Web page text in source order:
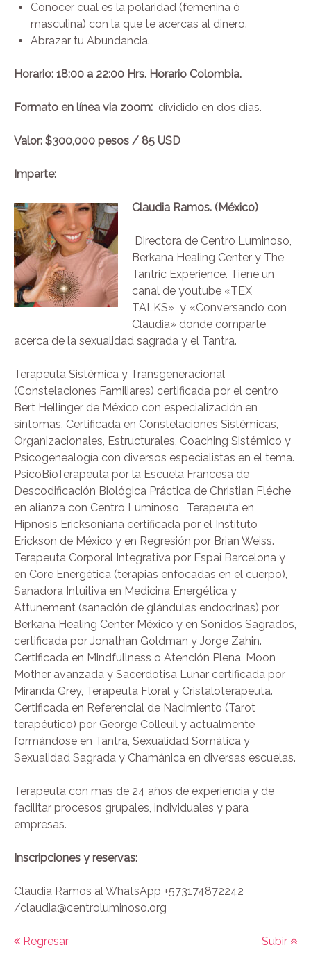
Conocer cual es la polaridad (femenina ó
masculina) con la que te acercas al dinero.
Abrazar tu Abundancia.
Horario: 18:00 a 22:00 Hrs. Horario Colombia.
Formato en línea via zoom: dividido en dos dias.
Valor: $300,000 pesos / 85 USD
Imparte:
Claudia Ramos. (México)
Directora de Centro Luminoso,
Berkana Healing Center y The
Tantric Experience. Tiene un
canal de youtube «TEX
TALKS» y «Conversando con
Claudia» donde comparte
acerca de la sexualidad sagrada y el Tantra.
Terapeuta Sistémica y Transgeneracional
(Constelaciones Familiares) certificada por el centro
Bert Hellinger de México con especialización en
síntomas. Certificada en Constelaciones Sistémicas,
Organizacionales, Estructurales, Coaching Sistémico y
Psicogenealogía con diversos especialistas en el tema.
PsicoBioTerapeuta por la Escuela Francesa de
Descodificación Biológica Práctica de Christian Fléche
en alianza con Centro Luminoso, Terapeuta en
Hipnosis Ericksoniana certificada por el Instituto
Erickson de México y en Regresión por Brian Weiss.
Terapeuta Corporal Integrativa por Espai Barcelona y
en Core Energética (terapias enfocadas en el cuerpo),
Sanadora Intuitiva en Medicina Energética y
Attunement (sanación de glándulas endocrinas) por
Berkana Healing Center México y en Sonidos Sagrados,
certificada por Jonathan Goldman y Jorge Zahin.
Certificada en Mindfullness o Atención Plena, Moon
Mother avanzada y Sacerdotisa Lunar certificada por
Miranda Grey, Terapeuta Floral y Cristaloterapeuta.
Certificada en Referencial de Nacimiento (Tarot
terapéutico) por George Colleuil y actualmente
formándose en Tantra, Sexualidad Somática y
Sexualidad Sagrada y Chamánica en diversas escuelas.
Terapeuta con mas de 24 años de experiencia y de
facilitar procesos grupales, individuales y para
empresas.
Inscripciones y reservas:
Claudia Ramos al WhatsApp +573174872242
/claudia@centroluminoso.org
Regresar Subir